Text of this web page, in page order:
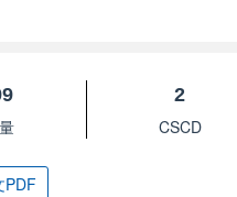
2
CSCD
PDF